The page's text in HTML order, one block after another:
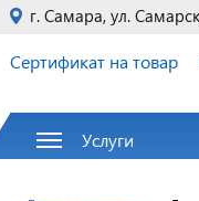
г. Самара, ул.
Сертификат на товар
Услуги